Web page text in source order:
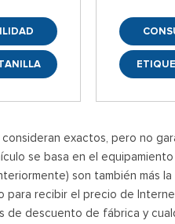
exactos, pero no
se basa en el
son también más
para recibir el precio de
de descuento de fábrica y